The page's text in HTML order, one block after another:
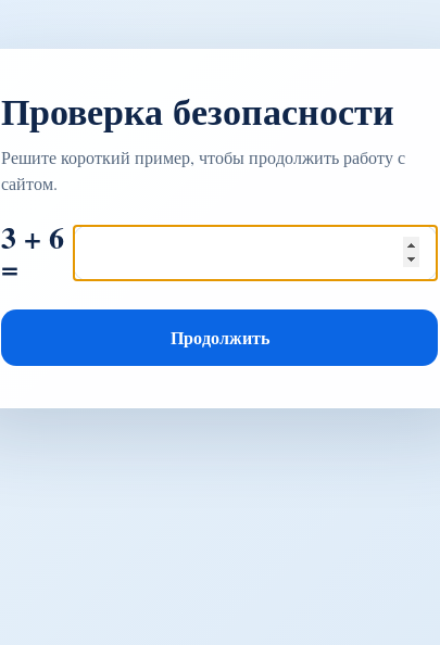
Проверка безопасности
Решите короткий пример, чтобы продолжить работу с
сайтом.
3 + 6
=
Продолжить